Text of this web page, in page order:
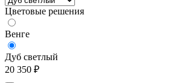
Цветовые решения
Венге
Дуб светлый
20 350 ₽